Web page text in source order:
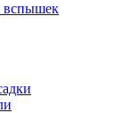
вспышек